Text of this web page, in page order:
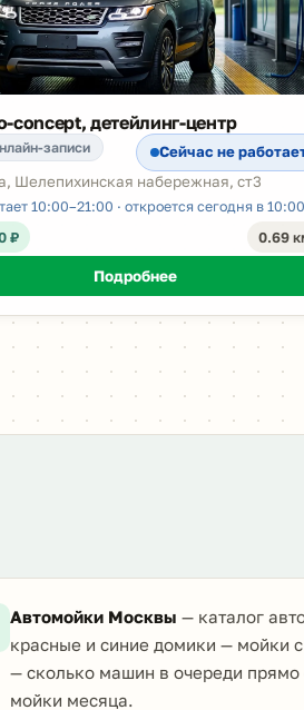
concept, детейлинг-центр
записи
Сейчас не
Шелепихинская набережная, ст3
10:00–21:00 · откроется сегодня в 10:00
₽ 0.69
Подробнее
Автомойки Москвы — каталог
красные и синие домики — мойки
— сколько машин в очереди
мойки месяца.